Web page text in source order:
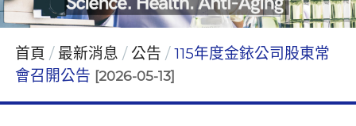
首頁 最新消息 公告
115年度金銥公司股東常
會召開公告 [2026-05-13]